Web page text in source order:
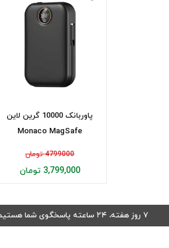
پاوربانک 10000 گرین لاین
Monaco MagSafe
4799000 تومان
3,799,000 تومان
۷ روز هفته، ۲۴ ساعته پاسخگوی شما هستیم